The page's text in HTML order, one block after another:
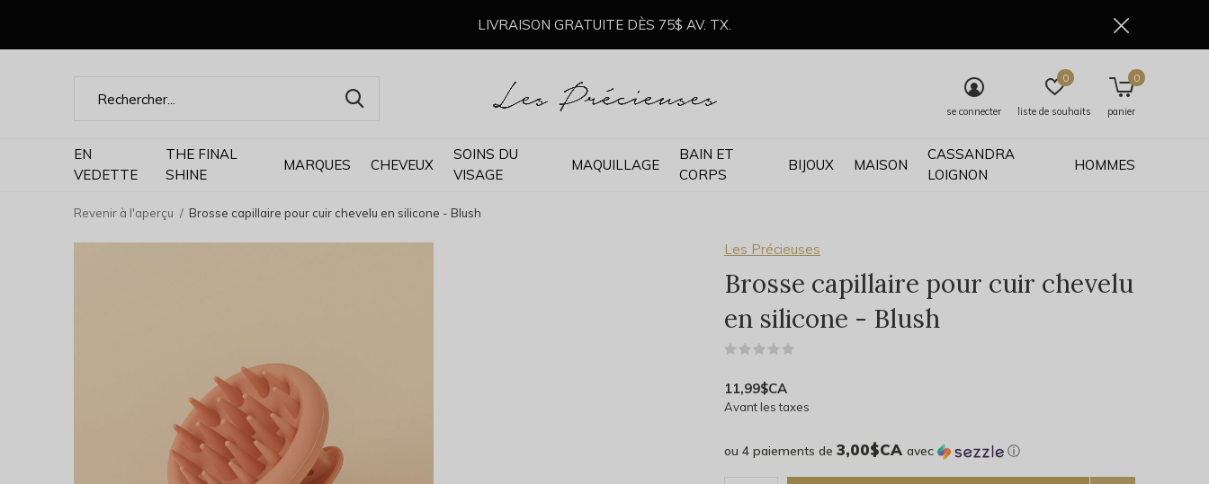
EN
VEDETTE
THE FINAL
SHINE
MARQUES CHEVEUX
SOINS DU
VISAGE
MAQUILLAGE
BAIN ET
CORPS
BIJOUX MAISON
CASSANDRA
LOIGNON
HOMMES
se connecter liste de souhaits
0
panier
0
LIVRAISON GRATUITE DÈS 75$ AV. TX.
Revenir à l'aperçu Brosse capillaire pour cuir chevelu en silicone - Blush
Les Précieuses
Brosse capillaire pour cuir chevelu
en silicone - Blush
11,99$CA
Avant les taxes
ou 4 paiements de 3,00$CA avec ⓘ